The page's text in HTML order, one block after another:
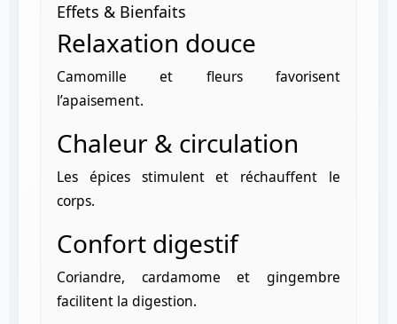
Effets & Bienfaits
Relaxation douce
Camomille et fleurs favorisent
l’apaisement.
Chaleur & circulation
Les épices stimulent et réchauffent le
corps.
Confort digestif
Coriandre, cardamome et gingembre
facilitent la digestion.